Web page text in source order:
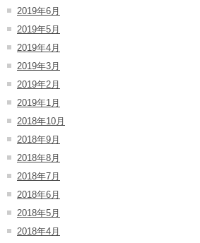
2019年6月
2019年5月
2019年4月
2019年3月
2019年2月
2019年1月
2018年10月
2018年9月
2018年8月
2018年7月
2018年6月
2018年5月
2018年4月